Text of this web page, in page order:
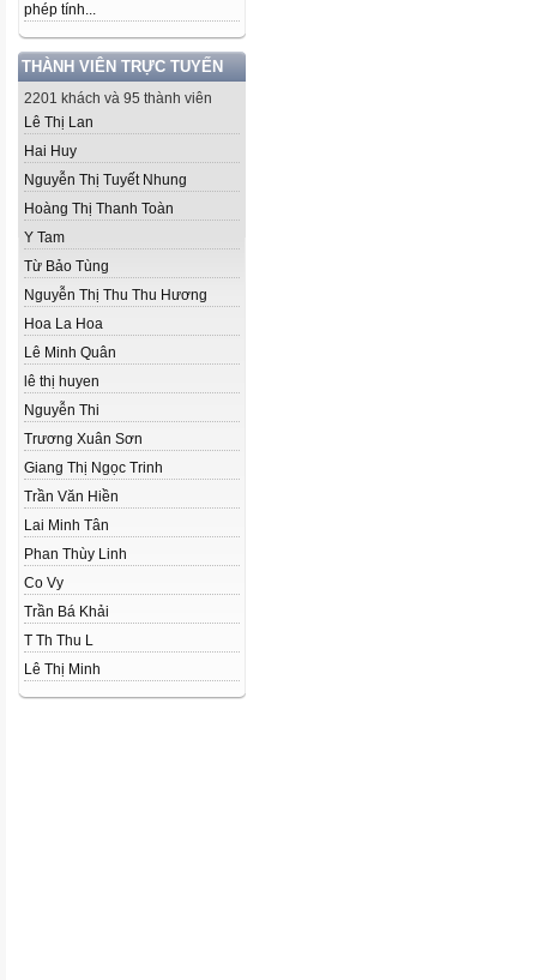
phép tính...
THÀNH VIÊN TRỰC TUYẾN
2201 khách và 95 thành viên
Lê Thị Lan
Hai Huy
Nguyễn Thị Tuyết Nhung
Hoàng Thị Thanh Toàn
Y Tam
Từ Bảo Tùng
Nguyễn Thị Thu Thu Hương
Hoa La Hoa
Lê Minh Quân
lê thị huyen
Nguyễn Thi
Trương Xuân Sơn
Giang Thị Ngọc Trinh
Trần Văn Hiền
Lai Minh Tân
Phan Thùy Linh
Co Vy
Trần Bá Khải
T Th Thu L
Lê Thị Minh